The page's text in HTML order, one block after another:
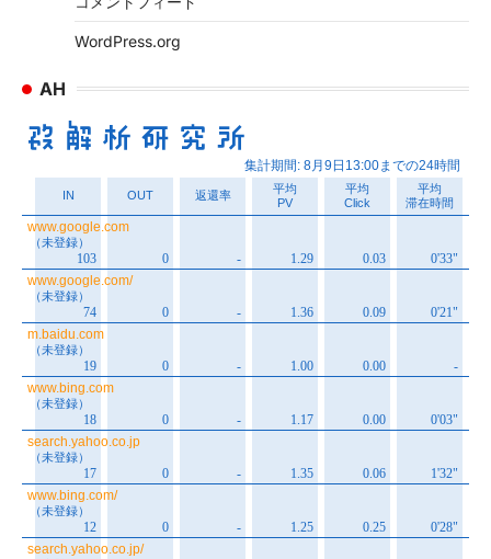
WordPress.org
AH